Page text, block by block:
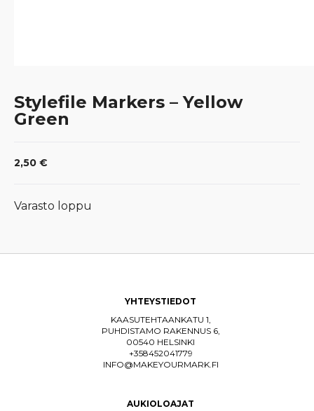
Stylefile Markers – Yellow
Green
2,50 €
Varasto loppu
YHTEYSTIEDOT
KAASUTEHTAANKATU 1,
PUHDISTAMO RAKENNUS 6,
00540 HELSINKI
+358452041779
INFO@MAKEYOURMARK.FI
AUKIOLOAJAT